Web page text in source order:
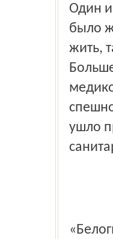
Один
было
жить,
ушло